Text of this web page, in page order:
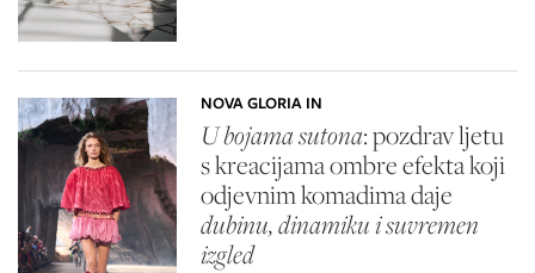
NOVA GLORIA IN
U bojama sutona: pozdrav ljetu
s kreacijama ombre efekta koji
odjevnim komadima daje
dubinu, dinamiku i suvremen
izgled